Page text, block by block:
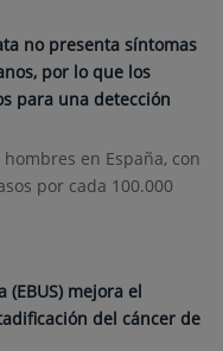
no presenta síntomas
por lo que los
para una detección
en España, con
por cada 100.000
(EBUS) mejora el
del cáncer de